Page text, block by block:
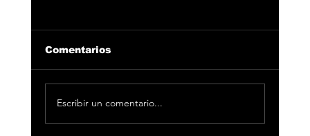
Comentarios
Escribir un comentario...